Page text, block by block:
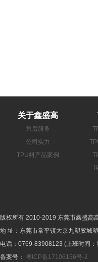
关于鑫盛高
售后服务
公司实力
TPU料产品案例
版权所有 2010-2019 东莞市鑫盛高
地 址：东莞市常平镇大京九塑胶城
电话：0769-83908123 (上班时
备案号： 粤ICP备17106156号-2